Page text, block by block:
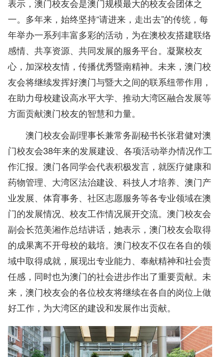
表示，澳门校友会是澳门规模最大的校友会团体之
一。多年来，始终坚持“请进来，走出去”的传统，每
年举办一系列丰富多彩的活动，为在澳校友搭建联络
感情、共享资源、共同发展的服务平台。凝聚校友
心，加深校友情，传播优秀暨南精神。未来，澳门校
友会将继续发挥好澳门与暨大之间的联系纽带作用，
在助力母校建设高水平大学、推动大湾区融合发展等
方面贡献澳门校友的智慧和力量。
澳门校友会副理事长兼常务副秘书长张君健对澳
门校友会38年来的发展建设、各项活动举办情况作工
作汇报。澳门各同学会代表积极发言，就医疗健康和
药物管理、大湾区法治建设、科技人才培养、澳门产
业发展、体育事务、社区志愿服务等各专业领域在澳
门的发展情况、校友工作情况展开交流。澳门校友会
副会长范美湘作总结讲话，她表示，澳门校友会取得
的成果离不开母校的栽培。澳门校友不仅在各自的领
域中取得成就，展现出专业能力、奉献精神和社会责
任感，同时也为澳门的社会进步作出了重要贡献。未
来，澳门校友会的各位校友将继续在各自的岗位上做
好工作，为大湾区的建设和发展作出贡献。